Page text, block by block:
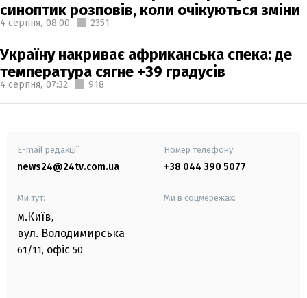
синоптик розповів, коли очікуються зміни
4 серпня, 08:00 2351
Україну накриває африканська спека: де
температура сягне +39 градусів
4 серпня, 07:32 918
E-mail редакції
news24@24tv.com.ua
Номер телефону:
+38 044 390 5077
Ми тут:
м.Київ,
вул. Володимирська
61/11, офіс 50
Ми в соцмережах: